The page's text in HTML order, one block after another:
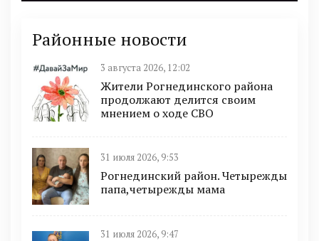
Районные новости
3 августа 2026, 12:02
Жители Рогнединского района
продолжают делится своим
мнением о ходе СВО
31 июля 2026, 9:53
Рогнединский район. Четырежды
папа,четырежды мама
31 июля 2026, 9:47